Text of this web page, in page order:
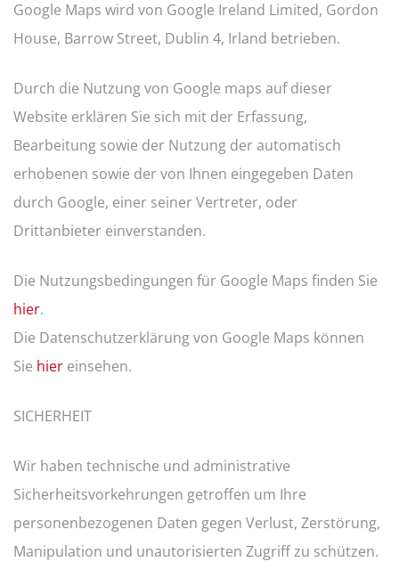
Google Maps wird von Google Ireland Limited, Gordon
House, Barrow Street, Dublin 4, Irland betrieben.
Durch die Nutzung von Google maps auf dieser
Website erklären Sie sich mit der Erfassung,
Bearbeitung sowie der Nutzung der automatisch
erhobenen sowie der von Ihnen eingegeben Daten
durch Google, einer seiner Vertreter, oder
Drittanbieter einverstanden.
Die Nutzungsbedingungen für Google Maps finden Sie
hier.
Die Datenschutzerklärung von Google Maps können
Sie hier einsehen.
SICHERHEIT
Wir haben technische und administrative
Sicherheitsvorkehrungen getroffen um Ihre
personenbezogenen Daten gegen Verlust, Zerstörung,
Manipulation und unautorisierten Zugriff zu schützen.